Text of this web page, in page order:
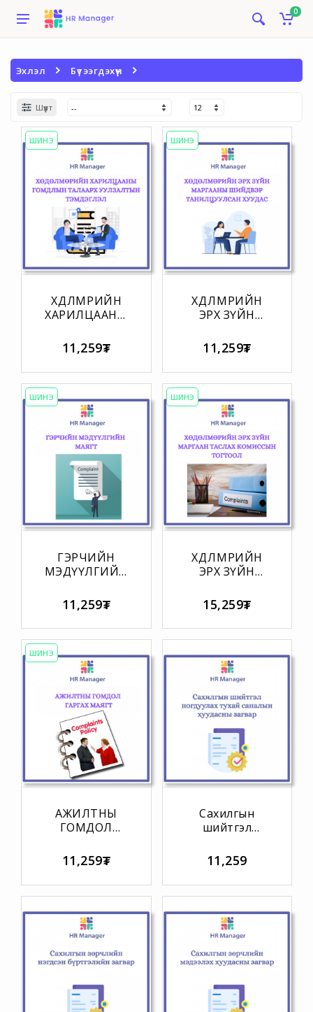
0
Эхлэл Бүтээгдэхүүн
Шүүлт
ШИНЭ
ХӨДӨЛМӨРИЙН
ХАРИЛЦААНЫ
ТАЛААРХ
УУЛЗАЛТЫН
ТЭМДЭГЛЭЛ
11,259₮
ШИНЭ
ХӨДӨЛМӨРИЙН
ЭРХ ЗҮЙН
ШИЙДВЭР
ТАНИЛЦУУЛСАН
ХУУДАС
11,259₮
ШИНЭ
ГЭРЧИЙН
МЭДҮҮЛГИЙН
11,259₮
ШИНЭ
ХӨДӨЛМӨРИЙН
ЭРХ ЗҮЙН
ТАСЛАХ
КОМИССЫН
ТОГТООЛ
15,259₮
ШИНЭ
АЖИЛТНЫ
ГОМДОЛ
11,259₮
Сахилгын
шийтгэл
тухай саналын
хуудасны
загвар
11,259